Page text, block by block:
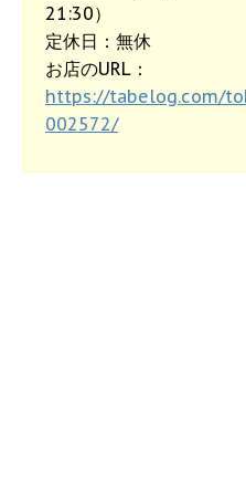
21:30）
定休日：無休
お店のURL：
https://tabelog.com/
002572/